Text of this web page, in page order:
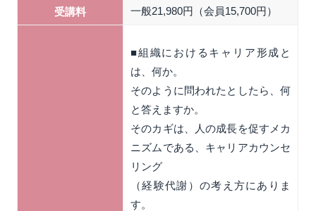
受講料 一般21,980円（会員15,700円）
■組織におけるキャリア形成と
は、何か。
そのように問われたとしたら、何
と答えますか。
そのカギは、人の成長を促すメカ
ニズムである、キャリアカウンセ
リング
（経験代謝）の考え方にありま
す。